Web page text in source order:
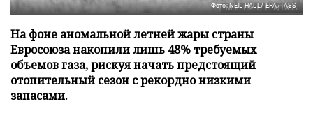
Фото: NEIL HALL/ EPA/TASS
На фоне аномальной летней жары страны
Евросоюза накопили лишь 48% требуемых
объемов газа, рискуя начать предстоящий
отопительный сезон с рекордно низкими
запасами.